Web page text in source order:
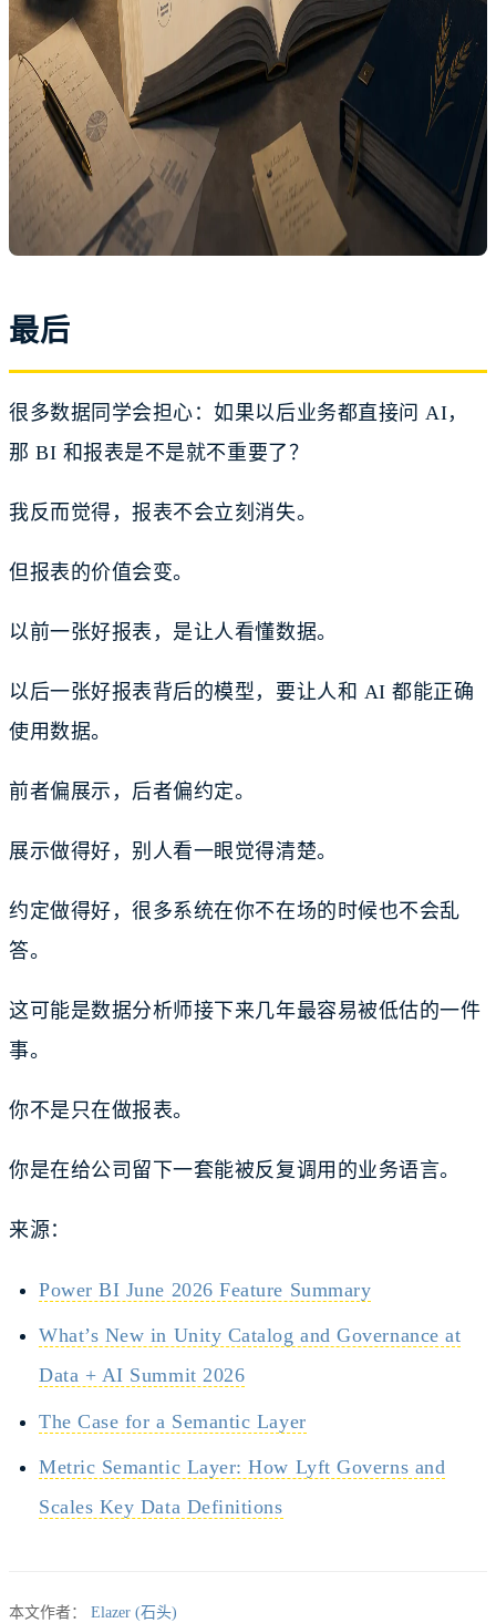
最后
很多数据同学会担心：如果以后业务都直接问 AI，
那 BI 和报表是不是就不重要了？
我反而觉得，报表不会立刻消失。
但报表的价值会变。
以前一张好报表，是让人看懂数据。
以后一张好报表背后的模型，要让人和 AI 都能正确
使用数据。
前者偏展示，后者偏约定。
展示做得好，别人看一眼觉得清楚。
约定做得好，很多系统在你不在场的时候也不会乱
答。
这可能是数据分析师接下来几年最容易被低估的一件
事。
你不是只在做报表。
你是在给公司留下一套能被反复调用的业务语言。
来源：
Power BI June 2026 Feature Summary
What’s New in Unity Catalog and Governance at
Data + AI Summit 2026
The Case for a Semantic Layer
Metric Semantic Layer: How Lyft Governs and
Scales Key Data Definitions
本文作者： Elazer (石头)